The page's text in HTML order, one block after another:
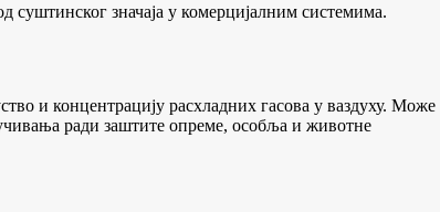
суштинског значаја у комерцијалним системима.
и концентрацију расхладних гасова у ваздуху. Може
ради заштите опреме, особља и животне